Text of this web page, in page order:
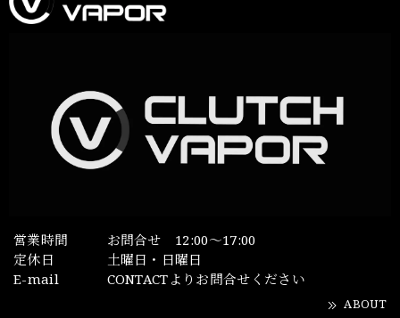
営業時間
お問合せ 12:00～17:00
定休日
土曜日・日曜日
E-mail
CONTACTよりお問合せください
ABOUT